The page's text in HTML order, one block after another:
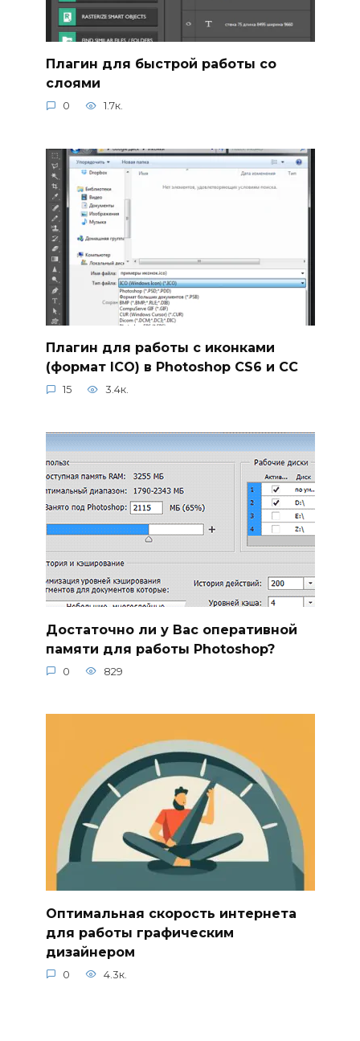
Плагин для быстрой работы со
слоями
0 1.7к.
Плагин для работы с иконками
(формат ICO) в Photoshop CS6 и CC
15 3.4к.
Достаточно ли у Вас оперативной
памяти для работы Photoshop?
0 829
Оптимальная скорость интернета
для работы графическим
дизайнером
0 4.3к.